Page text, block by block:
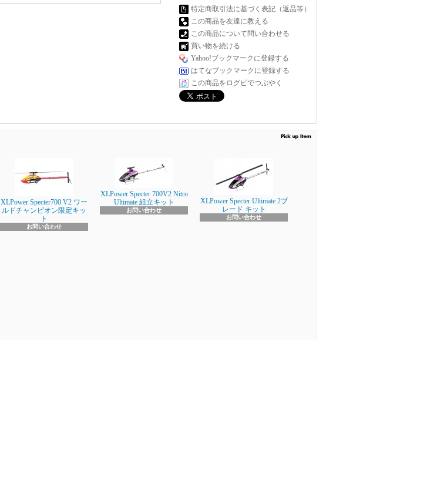
特定商取引法に基づく表記（返品等）
この商品を友達に教える
この商品について問い合わせる
買い物を続ける
Yahoo!ブックマークに登録する
はてなブックマークに登録する
この商品をログピでつぶやく
XLPower Specter700 V2 ワー
ルドチャンピオン限定キッ
ト
お問い合わせ
XLPower Specter 700V2 Nitro
Ultimate 組立キット
お問い合わせ
XLPower Specter Ultimate 2ブ
レード キット
お問い合わせ